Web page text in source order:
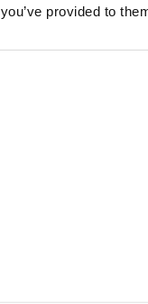
provided to